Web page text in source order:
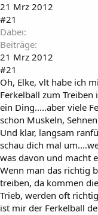
21 Mrz 2012
#21
Dabei
Beiträge
21 Mrz 2012
#21
Oh, Elke, vlt habe ich
Ferkelball zum
ein Ding.....aber viele
schon Muskeln,
Und klar, langsam
schau dich mal
was davon und macht
Wenn man das richtig
treiben, da kommen
Trieb, werden oft
ist mir der Ferkelball